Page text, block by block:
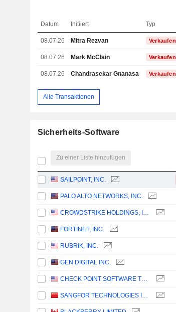
Datum Initiiert Typ
08.07.26 Mitra Rezvan Verkaufen
08.07.26 Mark McClain Verkaufen
08.07.26 Chandrasekar Gnanasambandam
Verkaufen
Alle Transaktionen
Sicherheits-Software
Zu einer Liste hinzufügen
SAILPOINT, INC.
PALO ALTO NETWORKS, INC.
FORTINET, INC.
RUBRIK, INC.
GEN DIGITAL INC.